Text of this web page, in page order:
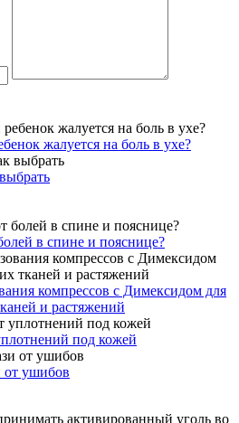
жалуется на боль в ухе?
в спине и пояснице?
компрессов с Димексидом для
и растяжений
под кожей
от ушибов